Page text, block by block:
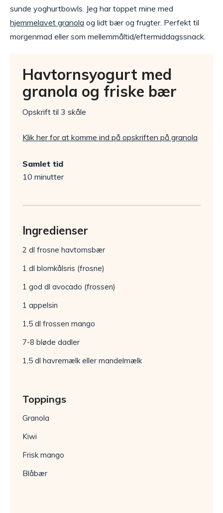
sunde yoghurtbowls. Jeg har toppet mine med
hjemmelavet granola og lidt bær og frugter. Perfekt til
morgenmad eller som mellemmåltid/eftermiddagssnack.
Havtornsyogurt med
granola og friske bær
Opskrift til 3 skåle
Klik her for at komme ind på opskriften på granola
Samlet tid
10 minutter
Ingredienser
2 dl frosne havtornsbær
1 dl blomkålsris (frosne)
1 god dl avocado (frossen)
1 appelsin
1,5 dl frossen mango
7-8 bløde dadler
1,5 dl havremælk eller mandelmælk
Toppings
Granola
Kiwi
Frisk mango
Blåbær